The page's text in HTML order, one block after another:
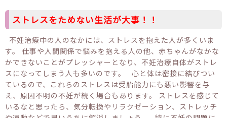
ストレスをためない生活が大事！！
不妊治療中の人のなかには、ストレスを抱えた人が多くいま
す。 仕事や人間関係で悩みを抱える人の他、赤ちゃんがなかな
かできないことがプレッシャーとなり、不妊治療自体がストレ
スになってしまう人も多いのです。 心と体は密接に結びつい
ているので、これらのストレスは受胎能力にも悪い影響を与
え、原因不明の不妊が続く場合もあります。 ストレスを感じて
いるなと思ったら、気分転換やリラクゼーション、ストレッチ